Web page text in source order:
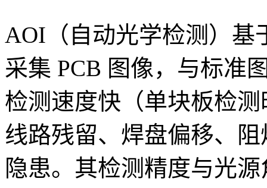
AOI（自动光学检测）基
采集 PCB 图像，与标准
检测速度快（单块板检
线路残留、焊盘偏移、
隐患。其检测精度与光